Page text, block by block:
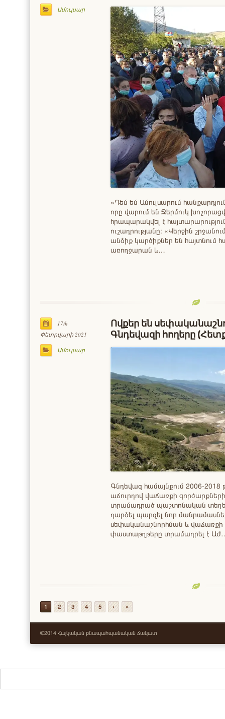
Ամուլսար
«Դեմ եմ Ամուլսարում
որը վարում են Ջերմուկ
հրապարակվել է
ուշադրությանը։ «Վերջին
անձիք կարծիքներ են հայտնում
առողջարան և…
17th
Փետրվարի 2021
Ամուլսար
Ովքեր են
Գնդեվազի հողերը
Գնդեվազ համայնքում 2006-
աճուրդով վաճառքի
տրամադրած պաշտոնական
դարձել պարզել նոր
սեփականաշնորհման և
փաստաթղթերը տրամադրել է
1 2 3 4 5 › »
©2014 Հայկական բնապահպանական ճակատ